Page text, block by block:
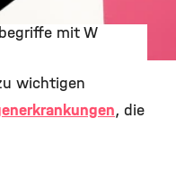
mit W
wichtigen
, die